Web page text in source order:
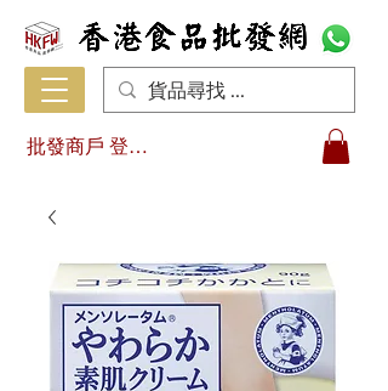
批發商戶 登入/註冊